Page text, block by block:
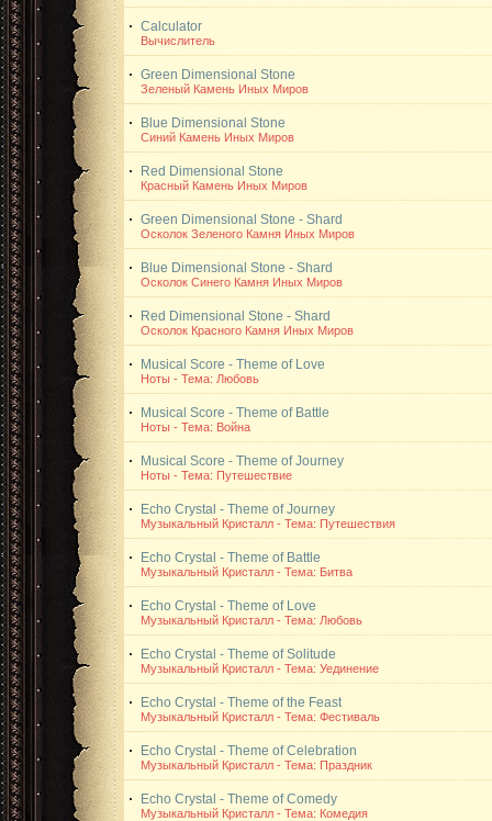
Calculator
Вычислитель
Green Dimensional Stone
Зеленый Камень Иных Миров
Blue Dimensional Stone
Синий Камень Иных Миров
Red Dimensional Stone
Красный Камень Иных Миров
Green Dimensional Stone - Shard
Осколок Зеленого Камня Иных Миров
Blue Dimensional Stone - Shard
Осколок Синего Камня Иных Миров
Red Dimensional Stone - Shard
Осколок Красного Камня Иных Миров
Musical Score - Theme of Love
Ноты - Тема: Любовь
Musical Score - Theme of Battle
Ноты - Тема: Война
Musical Score - Theme of Journey
Ноты - Тема: Путешествие
Echo Crystal - Theme of Journey
Музыкальный Кристалл - Тема: Путешествия
Echo Crystal - Theme of Battle
Музыкальный Кристалл - Тема: Битва
Echo Crystal - Theme of Love
Музыкальный Кристалл - Тема: Любовь
Echo Crystal - Theme of Solitude
Музыкальный Кристалл - Тема: Уединение
Echo Crystal - Theme of the Feast
Музыкальный Кристалл - Тема: Фестиваль
Echo Crystal - Theme of Celebration
Музыкальный Кристалл - Тема: Праздник
Echo Crystal - Theme of Comedy
Музыкальный Кристалл - Тема: Комедия